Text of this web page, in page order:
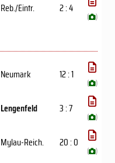
Reb./​Eintr. 2 : 4
( )
Neumark 12 : 1
( )
Lengenfeld 3 : 7
( )
Mylau-Reich. 20 : 0
( )